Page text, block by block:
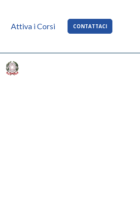
Attiva i Corsi CONTATTACI